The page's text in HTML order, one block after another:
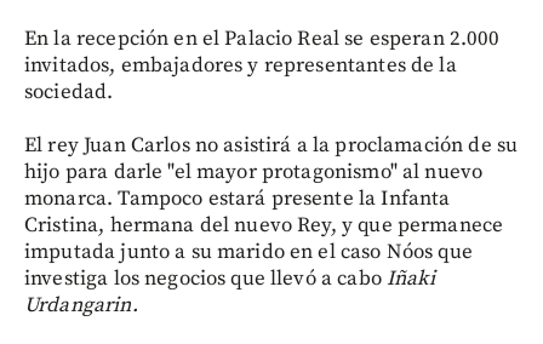
En la recepción en el Palacio Real se esperan 2.000
invitados, embajadores y representantes de la
sociedad.
El rey Juan Carlosno asistirá a la proclamación de su
hijo para darle "el mayor protagonismo" al nuevo
monarca. Tampoco estará presente la Infanta
Cristina, hermana del nuevo Rey, y que permanece
imputada junto a su marido en el caso Nóos que
investiga los negocios que llevó a caboIñaki
Urdangarin.